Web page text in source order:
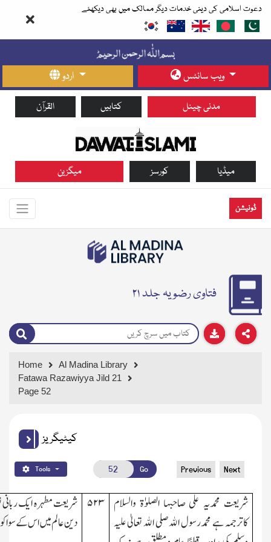
دعوت اسلامی کی دینی خدمات دیگر ممالک میں بھی دیکھئے
اردو ویب سائٹس
القرآن کتابیں مدنی چینل
میگزین کورسز میڈیا
ڈونیشن
فتاوی رضویہ جلد ۲۱
Home
Al Madina Library
Fatawa Razawiyya Jild 21
Page 52
کیٹیگریز
Tools Go Previous Next
شریعت محمدیہ علی صاحبہا الصلوٰۃ والسلام
کاترجمہ ہے محمدرسول اﷲ صلی اﷲ تعالیٰ علیہ
۵۲۳ شریعت مطہرہ ایک
دین عالم میں اس کے سوا